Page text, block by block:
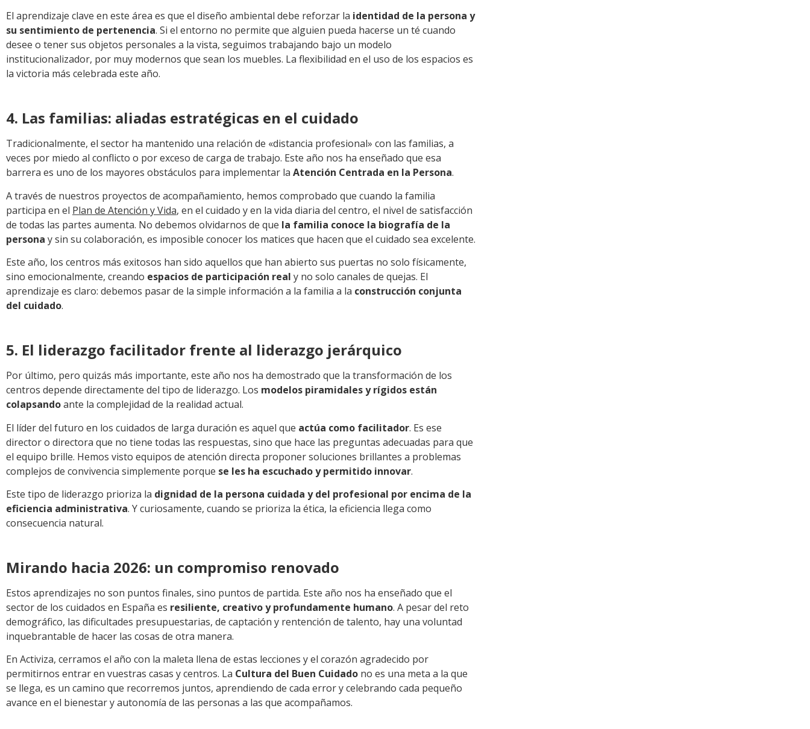
El aprendizaje clave en este área es que el diseño ambiental debe reforzar la identidad de la persona y
su sentimiento de pertenencia. Si el entorno no permite que alguien pueda hacerse un té cuando
desee o tener sus objetos personales a la vista, seguimos trabajando bajo un modelo
institucionalizador, por muy modernos que sean los muebles. La flexibilidad en el uso de los espacios es
la victoria más celebrada este año.
4. Las familias: aliadas estratégicas en el cuidado
Tradicionalmente, el sector ha mantenido una relación de «distancia profesional» con las familias, a
veces por miedo al conflicto o por exceso de carga de trabajo. Este año nos ha enseñado que esa
barrera es uno de los mayores obstáculos para implementar la Atención Centrada en la Persona.
A través de nuestros proyectos de acompañamiento, hemos comprobado que cuando la familia
participa en el Plan de Atención y Vida, en el cuidado y en la vida diaria del centro, el nivel de satisfacción
de todas las partes aumenta. No debemos olvidarnos de que la familia conoce la biografía de la
persona y sin su colaboración, es imposible conocer los matices que hacen que el cuidado sea excelente.
Este año, los centros más exitosos han sido aquellos que han abierto sus puertas no solo físicamente,
sino emocionalmente, creando espacios de participación real y no solo canales de quejas. El
aprendizaje es claro: debemos pasar de la simple información a la familia a la construcción conjunta
del cuidado.
5. El liderazgo facilitador frente al liderazgo jerárquico
Por último, pero quizás más importante, este año nos ha demostrado que la transformación de los
centros depende directamente del tipo de liderazgo. Los modelos piramidales y rígidos están
colapsandoante la complejidad de la realidad actual.
El líder del futuro en los cuidados de larga duración es aquel que actúa como facilitador. Es ese
director o directora que no tiene todas las respuestas, sino que hace las preguntas adecuadas para que
el equipo brille. Hemos visto equipos de atención directa proponer soluciones brillantes a problemas
complejos de convivencia simplemente porque se les ha escuchado y permitido innovar.
Este tipo de liderazgo prioriza la dignidad de la persona cuidada y del profesional por encima de la
eficiencia administrativa. Y curiosamente, cuando se prioriza la ética, la eficiencia llega como
consecuencia natural.
Mirando hacia 2026: un compromiso renovado
Estos aprendizajes no son puntos finales, sino puntos de partida. Este año nos ha enseñado que el
sector de los cuidados en España es resiliente, creativo y profundamente humano. A pesar del reto
demográfico, las dificultades presupuestarias, de captación y rentención de talento, hay una voluntad
inquebrantable de hacer las cosas de otra manera.
En Activiza, cerramos el año con la maleta llena de estas lecciones y el corazón agradecido por
permitirnos entrar en vuestras casas y centros. La Cultura del Buen Cuidado no es una meta a la que
se llega, es un camino que recorremos juntos, aprendiendo de cada error y celebrando cada pequeño
avance en el bienestar y autonomía de las personas a las que acompañamos.